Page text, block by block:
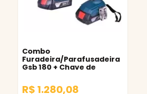
Combo
Furadeira/Parafusadeira
Gsb 180 + Chave de
R$ 1.280,08